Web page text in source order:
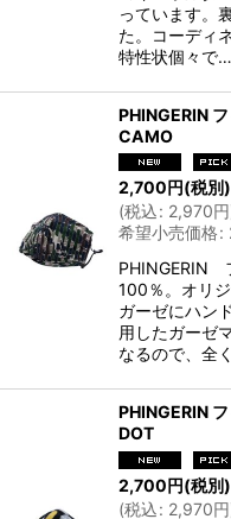
っています。
た。コーディ
特性状個々で…
PHINGERIN
CAMO
2,700円(税別)
(税込: 2,970円
希望小売価格:
PHINGERIN
100％。オリ
ガーゼにハン
用したガーゼ
なるので、全
PHINGERIN
DOT
2,700円(税別)
(税込: 2,970円